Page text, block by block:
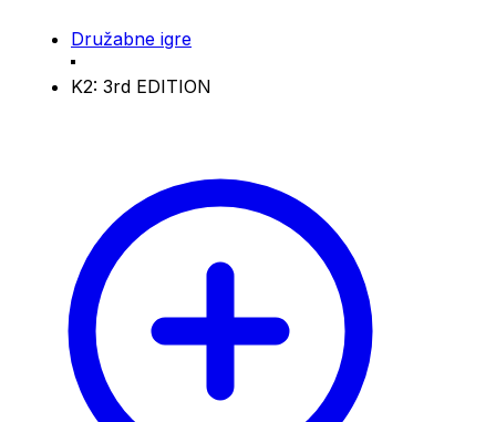
Družabne igre
K2: 3rd EDITION